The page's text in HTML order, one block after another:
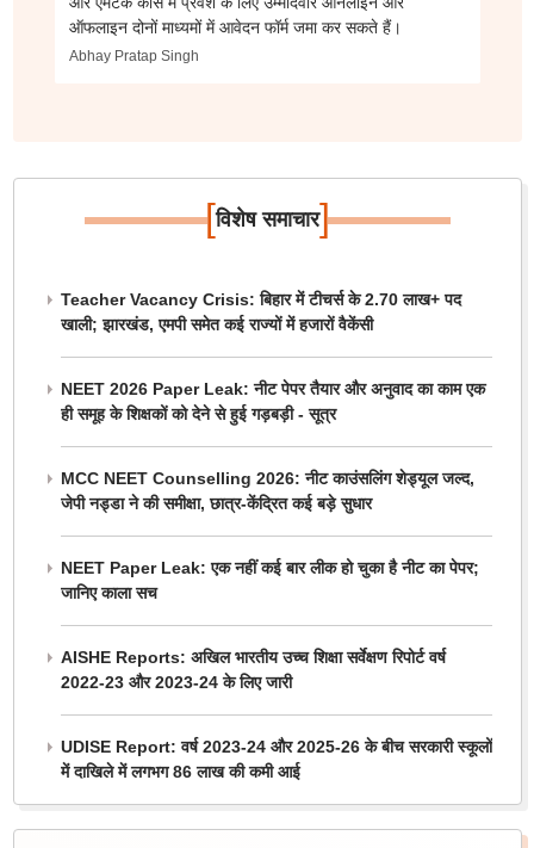
ऑफलाइन दोनों माध्यमों में आवेदन फॉर्म जमा कर सकते हैं।
Abhay Pratap Singh
[विशेष समाचार]
Teacher Vacancy Crisis: बिहार में टीचर्स के 2.70 लाख+ पद
खाली; झारखंड, एमपी समेत कई राज्यों में हजारों वैकेंसी
NEET 2026 Paper Leak: नीट पेपर तैयार और अनुवाद का काम एक
ही समूह के शिक्षकों को देने से हुई गड़बड़ी - सूत्र
MCC NEET Counselling 2026: नीट काउंसलिंग शेड्यूल जल्द,
जेपी नड्डा ने की समीक्षा, छात्र-केंद्रित कई बड़े सुधार
NEET Paper Leak: एक नहीं कई बार लीक हो चुका है नीट का पेपर;
जानिए काला सच
AISHE Reports: अखिल भारतीय उच्च शिक्षा सर्वेक्षण रिपोर्ट वर्ष
2022-23 और 2023-24 के लिए जारी
UDISE Report: वर्ष 2023-24 और 2025-26 के बीच सरकारी स्कूलों
में दाखिले में लगभग 86 लाख की कमी आई